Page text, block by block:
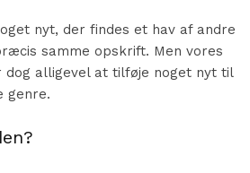
nyt, der findes et hav af andre
samme opskrift. Men vores
dog alligevel at tilføje noget nyt til
genre.